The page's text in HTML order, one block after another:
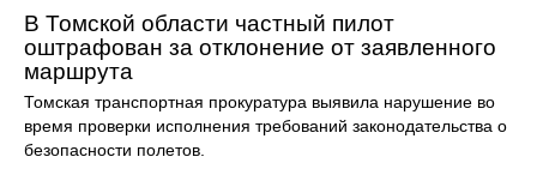
В Томской области частный пилот
оштрафован за отклонение от заявленного
маршрута
Томская транспортная прокуратура выявила нарушение во
время проверки исполнения требований законодательства о
безопасности полетов.